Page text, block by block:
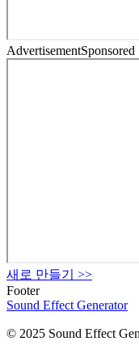
AdvertisementSponsored
새로 만들기
>>
Footer
Sound Effect Generator
© 2025 Sound Effect